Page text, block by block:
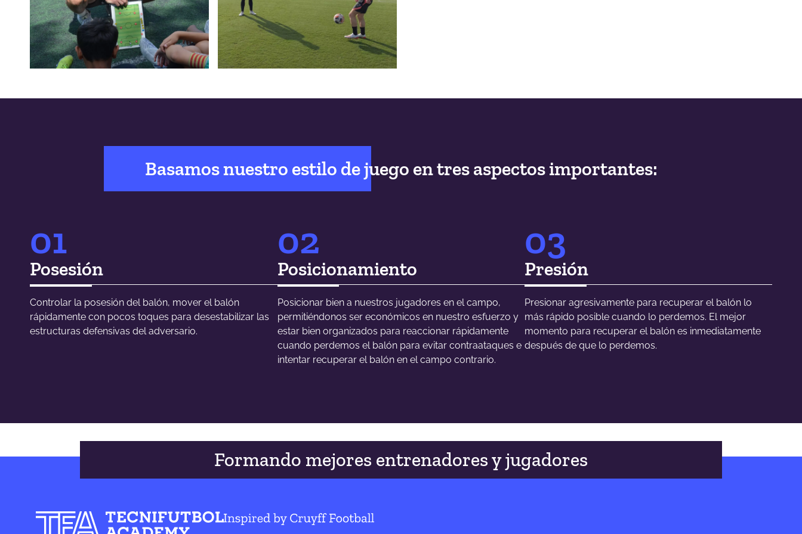
Basamos nuestro estilo de juego en tres aspectos importantes:
01
Posesión
Controlar la posesión del balón, mover el balón
rápidamente con pocos toques para desestabilizar las
estructuras defensivas del adversario.
02
Posicionamiento
Posicionar bien a nuestros jugadores en el campo,
permitiéndonos ser económicos en nuestro esfuerzo y
estar bien organizados para reaccionar rápidamente
cuando perdemos el balón para evitar contraataques e
intentar recuperar el balón en el campo contrario.
03
Presión
Presionar agresivamente para recuperar el balón lo
más rápido posible cuando lo perdemos. El mejor
momento para recuperar el balón es inmediatamente
después de que lo perdemos.
Formando mejores entrenadores y jugadores